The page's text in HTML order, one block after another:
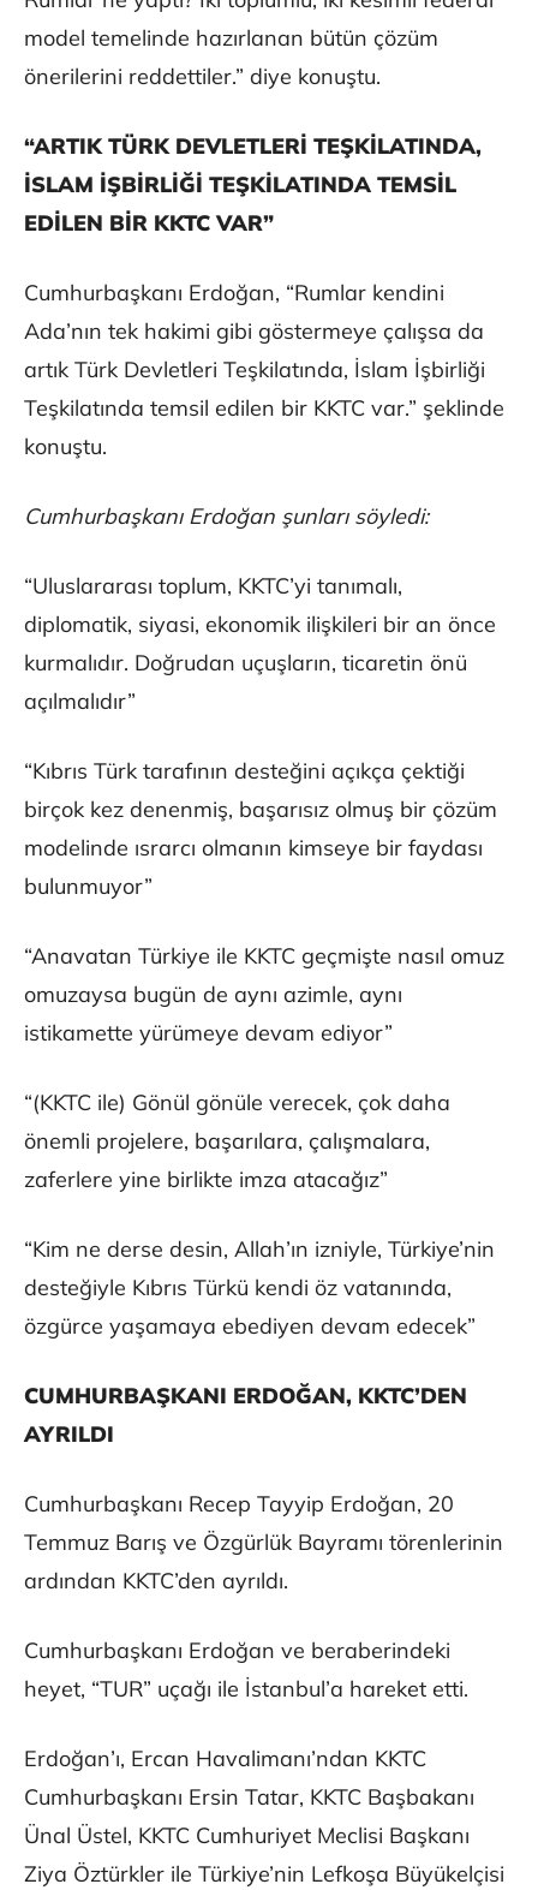
model temelinde hazırlanan bütün çözüm
önerilerini reddettiler.” diye konuştu.
“ARTIK TÜRK DEVLETLERİ TEŞKİLATINDA,
İSLAM İŞBİRLİĞİ TEŞKİLATINDA TEMSİL
EDİLEN BİR KKTC VAR”
Cumhurbaşkanı Erdoğan, “Rumlar kendini
Ada’nın tek hakimi gibi göstermeye çalışsa da
artık Türk Devletleri Teşkilatında, İslam İşbirliği
Teşkilatında temsil edilen bir KKTC var.” şeklinde
konuştu.
Cumhurbaşkanı Erdoğan şunları söyledi:
“Uluslararası toplum, KKTC’yi tanımalı,
diplomatik, siyasi, ekonomik ilişkileri bir an önce
kurmalıdır. Doğrudan uçuşların, ticaretin önü
açılmalıdır”
“Kıbrıs Türk tarafının desteğini açıkça çektiği
birçok kez denenmiş, başarısız olmuş bir çözüm
modelinde ısrarcı olmanın kimseye bir faydası
bulunmuyor”
“Anavatan Türkiye ile KKTC geçmişte nasıl omuz
omuzaysa bugün de aynı azimle, aynı
istikamette yürümeye devam ediyor”
“(KKTC ile) Gönül gönüle verecek, çok daha
önemli projelere, başarılara, çalışmalara,
zaferlere yine birlikte imza atacağız”
“Kim ne derse desin, Allah’ın izniyle, Türkiye’nin
desteğiyle Kıbrıs Türkü kendi öz vatanında,
özgürce yaşamaya ebediyen devam edecek”
CUMHURBAŞKANI ERDOĞAN, KKTC’DEN
AYRILDI
Cumhurbaşkanı Recep Tayyip Erdoğan, 20
Temmuz Barış ve Özgürlük Bayramı törenlerinin
ardından KKTC’den ayrıldı.
Cumhurbaşkanı Erdoğan ve beraberindeki
heyet, “TUR” uçağı ile İstanbul’a hareket etti.
Erdoğan’ı, Ercan Havalimanı’ndan KKTC
Cumhurbaşkanı Ersin Tatar, KKTC Başbakanı
Ünal Üstel, KKTC Cumhuriyet Meclisi Başkanı
Ziya Öztürkler ile Türkiye’nin Lefkoşa Büyükelçisi